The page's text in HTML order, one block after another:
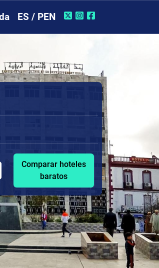
ES / PEN
Comparar hoteles
baratos